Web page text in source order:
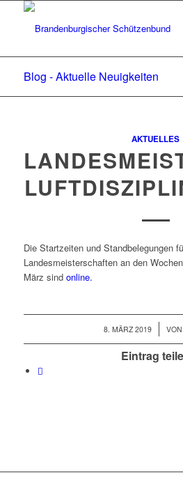
Blog - Aktuelle Neuigkeiten
AKTUELLES
Die Startzeiten und Standbelegungen
Landesmeisterschaften an den
März sind online.
8. MÄRZ 2019
/ VON
Eintrag